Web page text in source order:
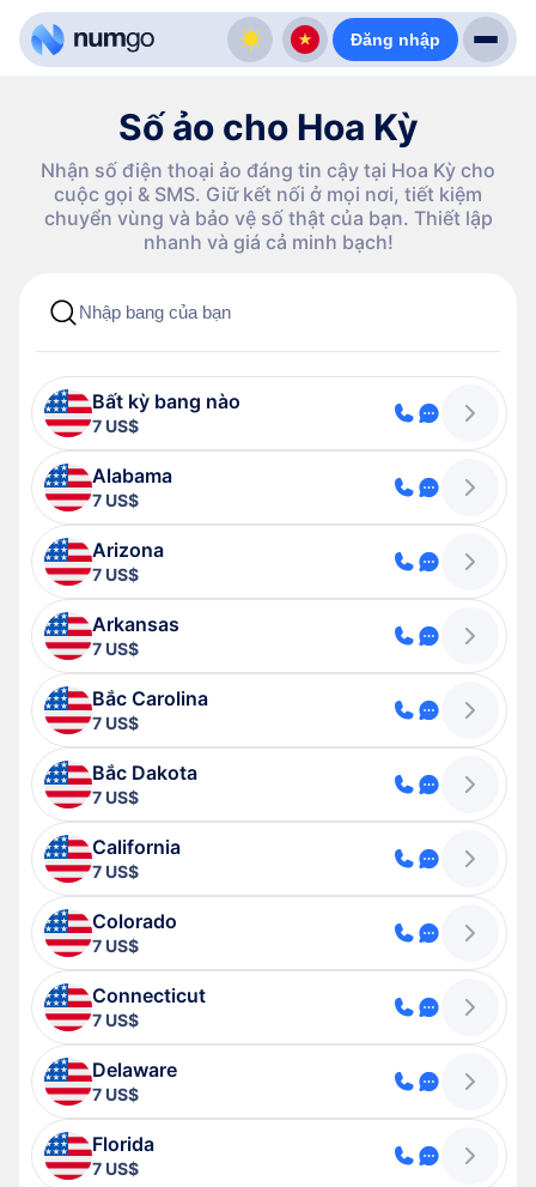
Đăng nhập
Số ảo cho Hoa Kỳ
Nhận số điện thoại ảo đáng tin cậy tại Hoa Kỳ cho
cuộc gọi & SMS. Giữ kết nối ở mọi nơi, tiết kiệm
chuyển vùng và bảo vệ số thật của bạn. Thiết lập
nhanh và giá cả minh bạch!
Bất kỳ bang nào
7 US$
Alabama
7 US$
Arizona
7 US$
Arkansas
7 US$
Bắc Carolina
7 US$
Bắc Dakota
7 US$
California
7 US$
Colorado
7 US$
Connecticut
7 US$
Delaware
7 US$
Florida
7 US$